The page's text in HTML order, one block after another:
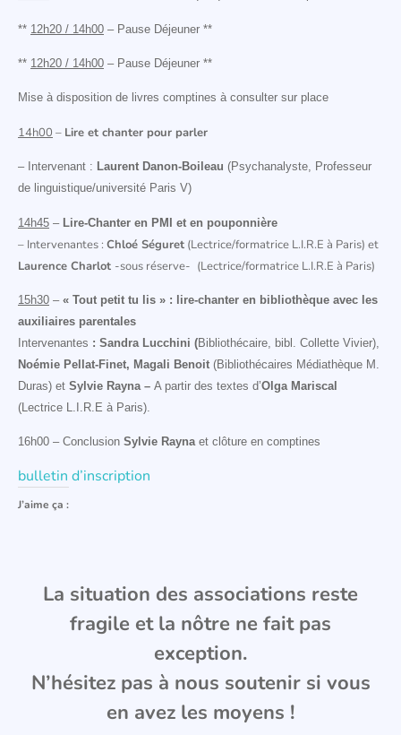
** 12h20 / 14h00 – Pause Déjeuner **
** 12h20 / 14h00 – Pause Déjeuner **
Mise à disposition de livres comptines à consulter sur place
14h00 – Lire et chanter pour parler
– Intervenant : Laurent Danon-Boileau (Psychanalyste, Professeur
de linguistique/université Paris V)
14h45 – Lire-Chanter en PMI et en pouponnière
– Intervenantes : Chloé Séguret (Lectrice/formatrice L.I.R.E à Paris) et
Laurence Charlot -sous réserve- (Lectrice/formatrice L.I.R.E à Paris)
15h30 – « Tout petit tu lis » : lire-chanter en bibliothèque avec les
auxiliaires parentales
Intervenantes : Sandra Lucchini (Bibliothécaire, bibl. Collette Vivier),
Noémie Pellat-Finet, Magali Benoit (Bibliothécaires Médiathèque M.
Duras) et Sylvie Rayna – Apartir des textes d’Olga Mariscal
(Lectrice L.I.R.E à Paris).
16h00 – Conclusion Sylvie Raynaet clôture en comptines
bulletin d’inscription
J’aime ça :
La situation des associations reste
fragile et la nôtre ne fait pas
exception.
N’hésitez pas à nous soutenir si vous
en avez les moyens !